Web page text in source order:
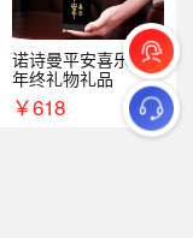
诺诗曼平安喜乐摆件
年终礼物礼品
￥618